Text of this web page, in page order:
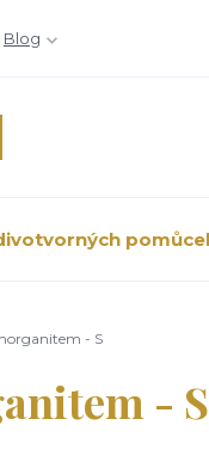
Blog
- S
- S